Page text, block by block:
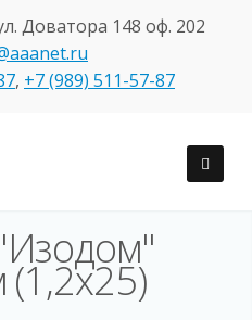
Доватора 148 оф. 202
, +7 (989) 511-57-87